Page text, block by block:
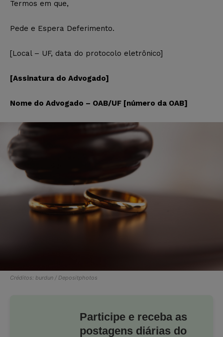
Termos em que,
Pede e Espera Deferimento.
[Local – UF, data do protocolo eletrônico]
[Assinatura do Advogado]
Nome do Advogado – OAB/UF [número da OAB]
Créditos: burdun / Depositphotos
Participe e receba as
postagens diárias do